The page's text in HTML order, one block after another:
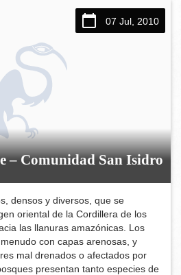
07 Jul, 2010
– Comunidad San Isidro
densos y diversos, que se
oriental de la Cordillera de los
las llanuras amazónicas. Los
con capas arenosas, y
mal drenados o afectados por
presentan tanto especies de